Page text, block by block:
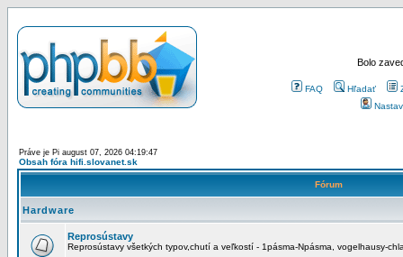
Bolo
FAQ Hľadať
Práve je Pi august 07, 2026 04:19:47
Obsah fóra hifi.slovanet.sk
Fórum
Hardware
Reprosústavy
Reprosústavy všetkých typov,chutí a veľkostí - 1pásma-Npásma, vogelhausy-